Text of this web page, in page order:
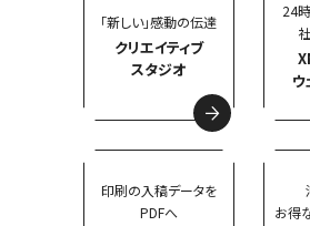
「新しい」感動の伝達
クリエイティブ
スタジオ
24
ウ
印刷の入稿データを
PDFへ
お得